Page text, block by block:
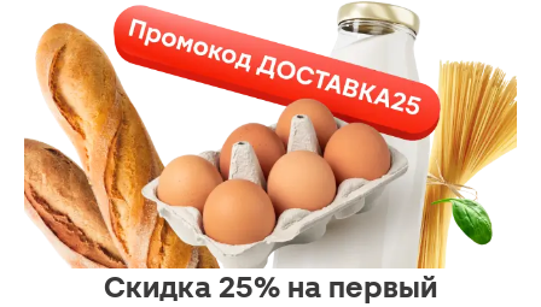
Скидка 25% на первый